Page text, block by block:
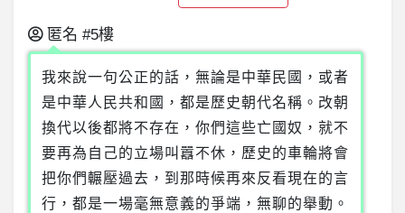
匿名 #5樓
我來說一句公正的話，無論是中華民國，或者
是中華人民共和國，都是歷史朝代名稱。改朝
換代以後都將不存在，你們這些亡國奴，就不
要再為自己的立場叫囂不休，歷史的車輪將會
把你們輾壓過去，到那時候再來反看現在的言
行，都是一場毫無意義的爭端，無聊的舉動。